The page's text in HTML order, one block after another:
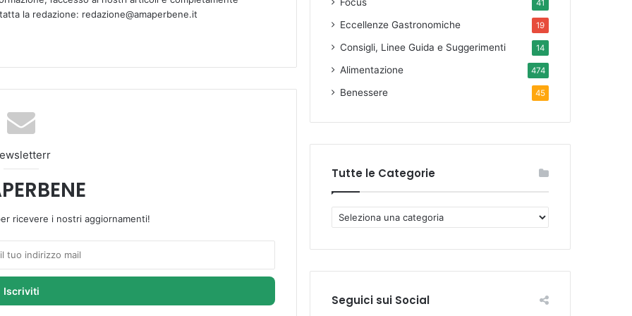
la redazione: redazione@amaperbene.it
ricevere i nostri aggiornamenti!
41
Eccellenze Gastronomiche 19
Consigli, Linee Guida e Suggerimenti 14
Alimentazione 474
Benessere 45
Tutte le Categorie
u
e
e
Seguici sui Social